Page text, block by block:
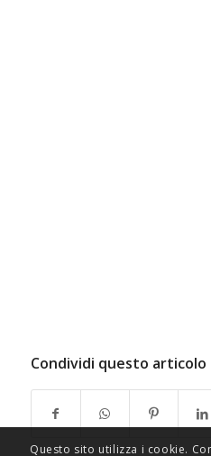
Condividi questo articolo
Questo sito utilizza i cookie.